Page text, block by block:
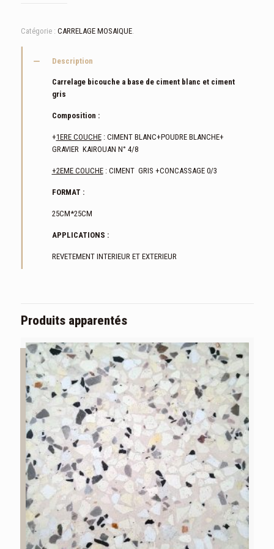
Catégorie : CARRELAGE MOSAIQUE.
Description
Carrelage bicouche a base de ciment blanc et ciment
gris
Composition :
+1ERE COUCHE: CIMENT BLANC+POUDRE BLANCHE+
GRAVIER KAIROUAN N° 4/8
+2EME COUCHE: CIMENT GRIS +CONCASSAGE 0/3
FORMAT :
25CM*25CM
APPLICATIONS :
REVETEMENT INTERIEUR ET EXTERIEUR
Produits apparentés